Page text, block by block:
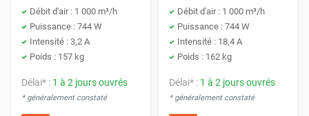
Débit d'air : 1 000 m³/h
Puissance : 744 W
Intensité : 3,2 A
Poids : 157 kg
Délai* : 1 à 2 jours ouvrés
* généralement constaté
Débit d'air : 1 000 m³/h
Puissance : 744 W
Intensité : 18,4 A
Poids : 162 kg
Délai* : 1 à 2 jours ouvrés
* généralement constaté